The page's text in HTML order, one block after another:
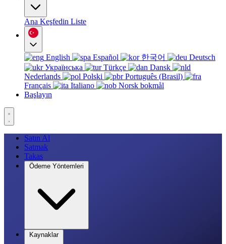
Ana Keşfedin Liste
English Español 한국어
Deutsch
Українська
Türkçe
Dansk
Nederlands
Polski
Português (Brasil)
Français
Italiano
Norsk bokmål
Başlayın
Satın Al
Satmak
Takas
Ödeme Yöntemleri
Kaynaklar